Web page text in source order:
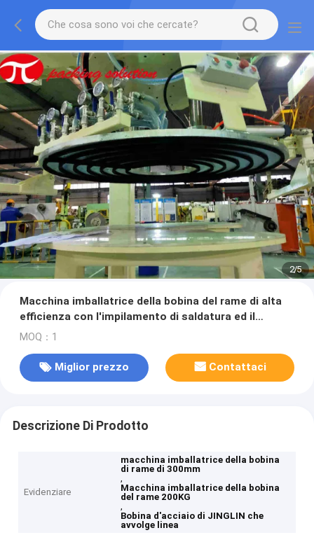
2/5
Macchina imballatrice della bobina del rame di alta
efficienza con l'impilamento di saldatura ed il
sistema d'etichettatura circonferenziale
MOQ：1
Miglior prezzo Contattaci
Descrizione Di Prodotto
Evidenziare
macchina imballatrice della bobina
di rame di 300mm
,
Macchina imballatrice della bobina
del rame 200KG
,
Bobina d'acciaio di JINGLIN che
avvolge linea